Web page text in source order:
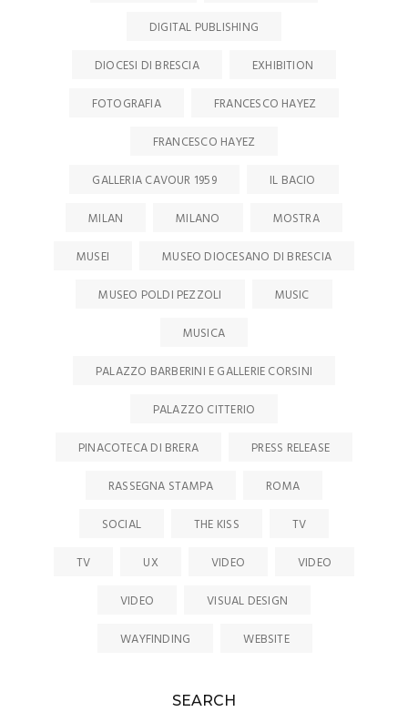
DIGITAL PUBLISHING
DIOCESI DI BRESCIA
EXHIBITION
FOTOGRAFIA
FRANCESCO HAYEZ
FRANCESCO HAYEZ
GALLERIA CAVOUR 1959
IL BACIO
MILAN
MILANO
MOSTRA
MUSEI
MUSEO DIOCESANO DI BRESCIA
MUSEO POLDI PEZZOLI
MUSIC
MUSICA
PALAZZO BARBERINI E GALLERIE CORSINI
PALAZZO CITTERIO
PINACOTECA DI BRERA
PRESS RELEASE
RASSEGNA STAMPA
ROMA
SOCIAL
THE KISS
TV
TV
UX VIDEO
VIDEO
VIDEO
VISUAL DESIGN
WAYFINDING
WEBSITE
SEARCH